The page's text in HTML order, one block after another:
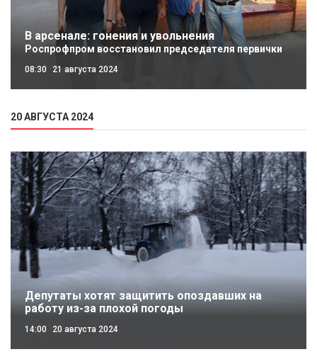
В арсенале: гонения и увольнения
Роспрофпром восстановил председателя первички
08:30 21 августа 2024
20 АВГУСТА 2024
Депутаты хотят защитить опоздавших на
работу из-за плохой погоды
14:00 20 августа 2024